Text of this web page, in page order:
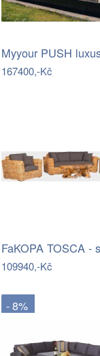
167400,-Kč
109940,-Kč
- 8%